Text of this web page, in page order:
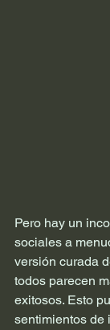
Pero hay un
sociales a
versión curada
todos parecen
exitosos. Esto
sentimientos de